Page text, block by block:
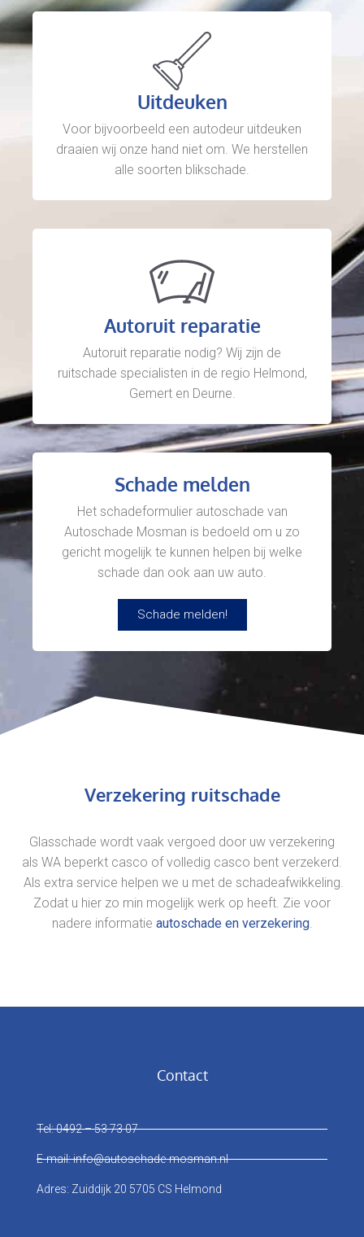
Uitdeuken
Voor bijvoorbeeld een autodeur uitdeuken
draaien wij onze hand niet om. We herstellen
alle soorten blikschade.
Autoruit reparatie
Autoruit reparatie nodig? Wij zijn de
ruitschade specialisten in de regio Helmond,
Gemert en Deurne.
Schade melden
Het schadeformulier autoschade van
Autoschade Mosman is bedoeld om u zo
gericht mogelijk te kunnen helpen bij welke
schade dan ook aan uw auto.
Schade melden!
Verzekering ruitschade
Glasschade wordt vaak vergoed door uw verzekering
als WA beperkt casco of volledig casco bent verzekerd.
Als extra service helpen we u met de schadeafwikkeling.
Zodat u hier zo min mogelijk werk op heeft. Zie voor
nadere informatie autoschade en verzekering.
Contact
Tel: 0492 – 53 73 07
E-mail: info@autoschade-mosman.nl
Adres: Zuiddijk 20 5705 CS Helmond